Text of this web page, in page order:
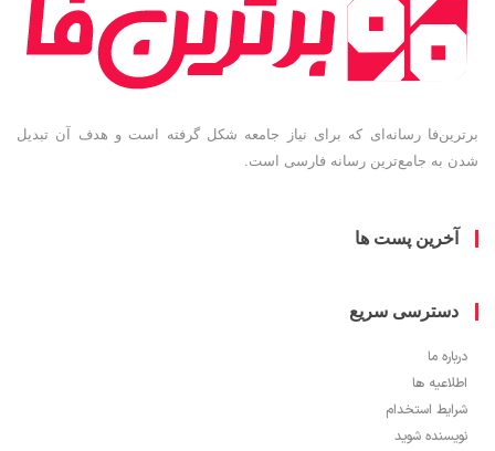
رسانه‌ای که برای نیاز جامعه شکل گرفته است و هدف آن تبدیل
جامع‌ترین رسانه فارسی است.
پست ها
سریع
ها
استخدام
شوید